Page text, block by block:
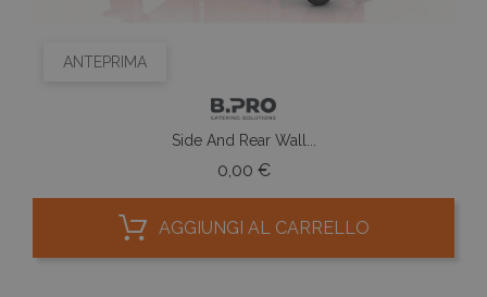
ANTEPRIMA
Side And Rear Wall...
0,00 €Prezzo
AGGIUNGI AL CARRELLO